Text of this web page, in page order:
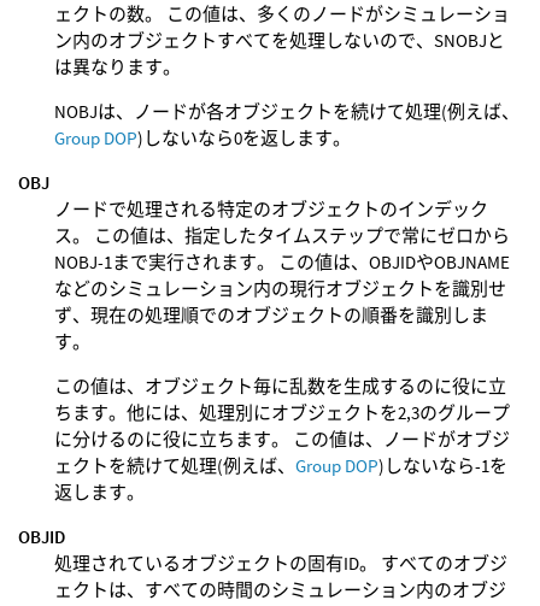
ェクトの数。 この値は、多くのノードがシミュレーショ
ン内のオブジェクトすべてを処理しないので、SNOBJと
は異なります。
NOBJは、ノードが各オブジェクトを続けて処理(例えば、
Group DOP)しないなら0を返します。
OBJ
ノードで処理される特定のオブジェクトのインデック
ス。 この値は、指定したタイムステップで常にゼロから
NOBJ-1まで実行されます。 この値は、OBJIDやOBJNAME
などのシミュレーション内の現行オブジェクトを識別せ
ず、現在の処理順でのオブジェクトの順番を識別しま
す。
この値は、オブジェクト毎に乱数を生成するのに役に立
ちます。他には、処理別にオブジェクトを2,3のグループ
に分けるのに役に立ちます。 この値は、ノードがオブジ
ェクトを続けて処理(例えば、 Group DOP)しないなら-1を
返します。
OBJID
処理されているオブジェクトの固有ID。 すべてのオブジ
ェクトは、すべての時間のシミュレーション内のオブジ